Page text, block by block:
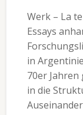
Werk – La
Essays
in
70er
in die